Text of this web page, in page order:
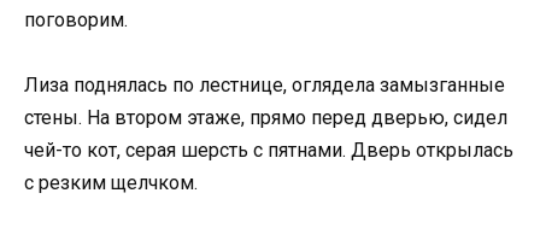
поговорим.
Лиза поднялась по лестнице, оглядела замызганные
стены. На втором этаже, прямо перед дверью, сидел
чей-то кот, серая шерсть с пятнами. Дверь открылась
с резким щелчком.